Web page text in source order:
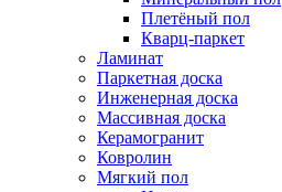
Плетёный пол
Кварц-паркет
Ламинат
Паркетная доска
Инженерная доска
Массивная доска
Керамогранит
Ковролин
Мягкий пол